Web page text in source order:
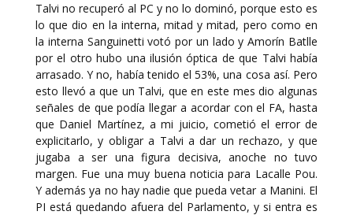
Talvi no recuperó al PC y no lo dominó, porque esto es
lo que dio en la interna, mitad y mitad, pero como en
la interna Sanguinetti votó por un lado y Amorín Batlle
por el otro hubo una ilusión óptica de que Talvi había
arrasado. Y no, había tenido el 53%, una cosa así. Pero
esto llevó a que un Talvi, que en este mes dio algunas
señales de que podía llegar a acordar con el FA, hasta
que Daniel Martínez, a mi juicio, cometió el error de
explicitarlo, y obligar a Talvi a dar un rechazo, y que
jugaba a ser una figura decisiva, anoche no tuvo
margen. Fue una muy buena noticia para Lacalle Pou.
Y además ya no hay nadie que pueda vetar a Manini. El
PI está quedando afuera del Parlamento, y si entra es